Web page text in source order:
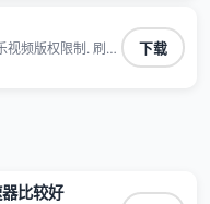
一个伊甸园等国
外华人和留学生、
和音乐视频加速服
国服游戏和音视
速回国。目前已
，一对一在线客
视频版权限制. 刷剧
迟. 提升国内主流
边缘. 动态多线. 智
下载
比较好